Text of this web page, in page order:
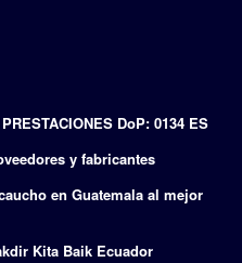
DoP: 0134 ES
y fabricantes
en Guatemala al mejor
Kita Baik Ecuador